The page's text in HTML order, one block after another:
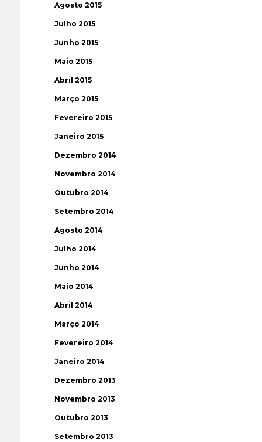
Agosto 2015
Julho 2015
Junho 2015
Maio 2015
Abril 2015
Março 2015
Fevereiro 2015
Janeiro 2015
Dezembro 2014
Novembro 2014
Outubro 2014
Setembro 2014
Agosto 2014
Julho 2014
Junho 2014
Maio 2014
Abril 2014
Março 2014
Fevereiro 2014
Janeiro 2014
Dezembro 2013
Novembro 2013
Outubro 2013
Setembro 2013